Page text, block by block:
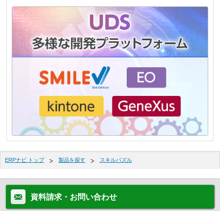
ERPナビ トップ 製品を探す スキルパズル
資料請求・お問い合わせ